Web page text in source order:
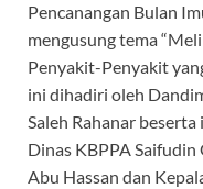
Pencanangan Bulan
mengusung tema
Penyakit-Penyakit
ini dihadiri oleh
Saleh Rahanar
Dinas KBPPA
Abu Hassan dan